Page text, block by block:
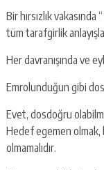
Bir hırsızlık
tüm tarafgirlik
Her davranışında ve
Emrolunduğun gibi
Evet, dosdoğru
Hedef egemen olmak,
olmamalıdır.